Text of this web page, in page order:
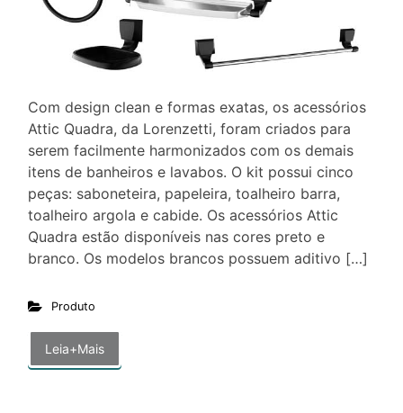
Com design clean e formas exatas, os acessórios
Attic Quadra, da Lorenzetti, foram criados para
serem facilmente harmonizados com os demais
itens de banheiros e lavabos. O kit possui cinco
peças: saboneteira, papeleira, toalheiro barra,
toalheiro argola e cabide. Os acessórios Attic
Quadra estão disponíveis nas cores preto e
branco. Os modelos brancos possuem aditivo […]
Produto
Leia+Mais